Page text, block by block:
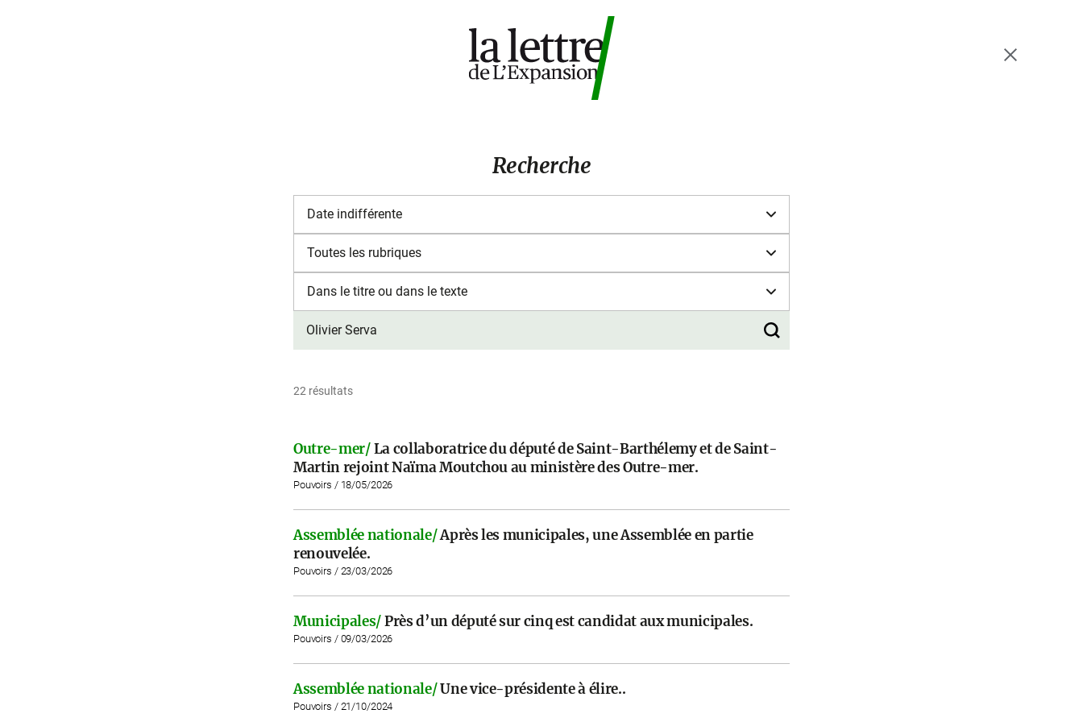
Recherche
22 résultats
Outre-mer/La collaboratrice du député de Saint-Barthélemy et de Saint-
Martin rejoint Naïma Moutchou au ministère des Outre-mer.
Pouvoirs / 18/05/2026
Assemblée nationale/Après les municipales, une Assemblée en partie
renouvelée.
Pouvoirs / 23/03/2026
Municipales/Près d’un député sur cinq est candidat aux municipales.
Pouvoirs / 09/03/2026
Assemblée nationale/Une vice-présidente à élire..
Pouvoirs / 21/10/2024